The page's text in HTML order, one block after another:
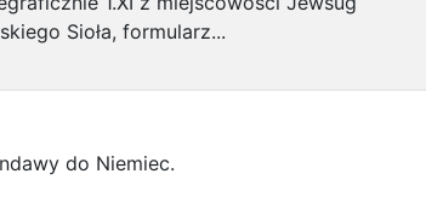
Sioła, formularz...
do Niemiec.